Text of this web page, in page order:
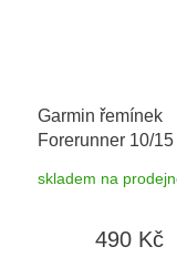
Garmin řemínek
Forerunner 10/
skladem na
490 Kč